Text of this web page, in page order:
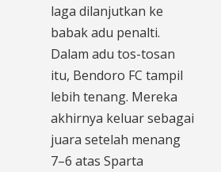
laga dilanjutkan ke
babak adu penalti.
Dalam adu tos-tosan
itu, Bendoro FC tampil
lebih tenang. Mereka
akhirnya keluar sebagai
juara setelah menang
7–6 atas Sparta